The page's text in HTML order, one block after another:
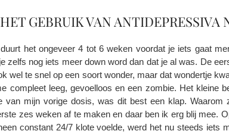
GEBRUIK VAN ANTIDEPRESSIVA
het ongeveer 4 tot 6 weken voordat je iets gaat
zelfs nog iets meer down word dan dat je al was. De
wel te snel op een soort wonder, maar dat wondertje
compleet leeg, gevoelloos en een zombie. Het kleine
van mijn vorige dosis, was dit best een klap.
zes weken af te maken en daar ben ik erg blij mee.
constant 24/7 klote voelde, werd het nu steeds iets